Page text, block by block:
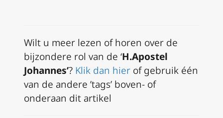
Wilt u meer lezen of horen over de
bijzondere rol van de ‘H.Apostel
Johannes’? Klik dan hier of gebruik één
van de andere ’tags’ boven- of
onderaan dit artikel